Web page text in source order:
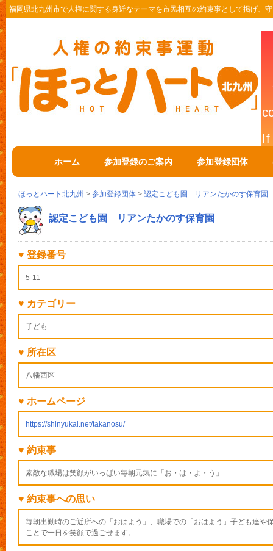
福岡県北九州市で人権に関する身近なテーマを市民相互の約束事として掲げ、
ホーム 参加登録のご案内 参加登録団体
ほっとハート北九州 > 参加登録団体 > 認定こども園 リアンたかのす保育園
認定こども園 リアンたかのす保育園
♥ 登録番号
5-11
♥ カテゴリー
子ども
♥ 所在区
八幡西区
♥ ホームページ
https://shinyukai.net/takanosu/
♥ 約束事
素敵な職場は笑顔がいっぱい毎朝元気に「お・は・よ・う」
♥ 約束事への思い
毎朝出勤時のご近所への「おはよう」、職場での「おはよう」子ども達や
ことで一日を笑顔で過ごせます。